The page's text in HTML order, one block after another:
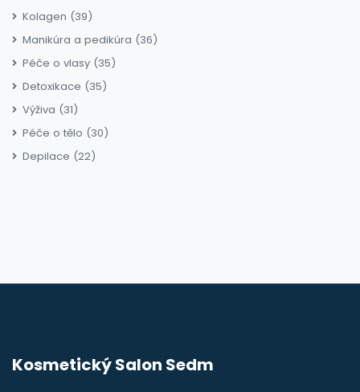
Kolagen (39)
Manikúra a pedikúra (36)
Péče o vlasy (35)
Detoxikace (35)
Výživa (31)
Péče o tělo (30)
Depilace (22)
Kosmetický Salon Sedm